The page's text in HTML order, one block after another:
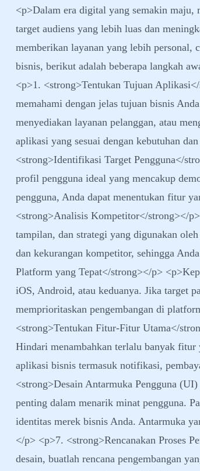
<p>Dalam era digital yang semakin maju,
target audiens yang lebih luas dan
memberikan layanan yang lebih personal,
bisnis, berikut adalah beberapa langkah
<p>1. <strong>Tentukan Tujuan
memahami dengan jelas tujuan bisnis
menyediakan layanan pelanggan, atau
aplikasi yang sesuai dengan kebutuhan
<strong>Identifikasi Target Pengguna</
profil pengguna ideal yang mencakup
pengguna, Anda dapat menentukan fitur
<strong>Analisis Kompetitor</strong></
tampilan, dan strategi yang digunakan
dan kekurangan kompetitor, sehingga
Platform yang Tepat</strong></p>
iOS, Android, atau keduanya. Jika target
memprioritaskan pengembangan di
<strong>Tentukan Fitur-Fitur Utama</
Hindari menambahkan terlalu banyak
aplikasi bisnis termasuk notifikasi,
<strong>Desain Antarmuka Pengguna
penting dalam menarik minat pengguna.
identitas merek bisnis Anda. Antarmuka
</p> <p>7. <strong>Rencanakan Proses
desain, buatlah rencana pengembangan